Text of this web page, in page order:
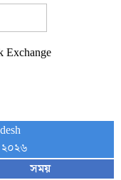
Exchange
২০২৬
সময়